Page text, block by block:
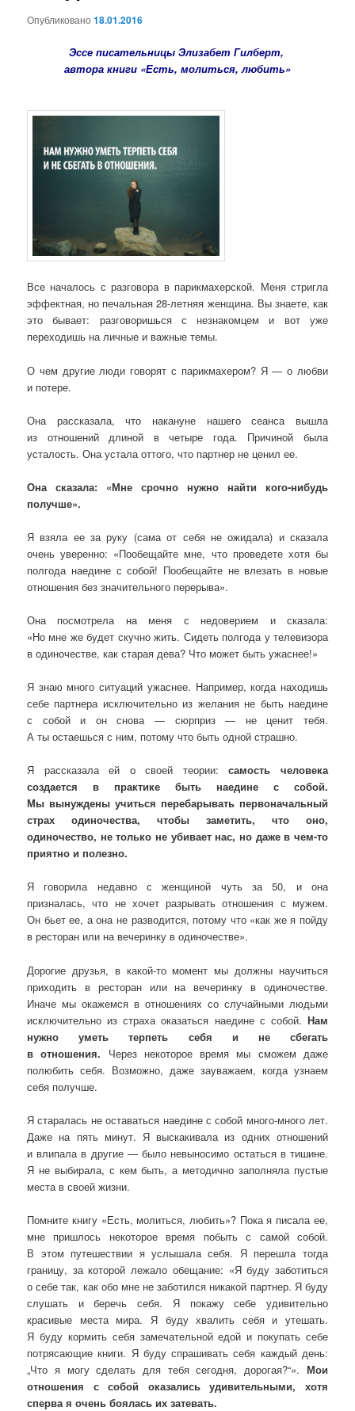
Опубликовано18.01.2016
Эссе писательницы Элизабет Гилберт,
автора книги «Есть, молиться, любить»
Все началось с разговора в парикмахерской. Меня стригла
эффектная, но печальная 28-летняя женщина. Вы знаете, как
это бывает: разговоришься с незнакомцем и вот уже
переходишь на личные и важные темы.
О чем другие люди говорят с парикмахером? Я — о любви
и потере.
Она рассказала, что накануне нашего сеанса вышла
из отношений длиной в четыре года. Причиной была
усталость. Она устала оттого, что партнер не ценил ее.
Она сказала: «Мне срочно нужно найти кого-нибудь
получше».
Я взяла ее за руку (сама от себя не ожидала) и сказала
очень уверенно: «Пообещайте мне, что проведете хотя бы
полгода наедине с собой! Пообещайте не влезать в новые
отношения без значительного перерыва».
Она посмотрела на меня с недоверием и сказала:
«Но мне же будет скучно жить. Сидеть полгода у телевизора
в одиночестве, как старая дева? Что может быть ужаснее!»
Я знаю много ситуаций ужаснее. Например, когда находишь
себе партнера исключительно из желания не быть наедине
с собой и он снова — сюрприз — не ценит тебя.
А ты остаешься с ним, потому что быть одной страшно.
Я рассказала ей о своей теории:самость человека
создается в практике быть наедине с собой.
Мы вынуждены учиться перебарывать первоначальный
страх одиночества, чтобы заметить, что оно,
одиночество, не только не убивает нас, но даже в чем-то
приятно и полезно.
Я говорила недавно с женщиной чуть за 50, и она
призналась, что не хочет разрывать отношения с мужем.
Он бьет ее, а она не разводится, потому что «как же я пойду
в ресторан или на вечеринку в одиночестве».
Дорогие друзья, в какой-то момент мы должны научиться
приходить в ресторан или на вечеринку в одиночестве.
Иначе мы окажемся в отношениях со случайными людьми
исключительно из страха оказаться наедине с собой. Нам
нужно уметь терпеть себя и не сбегать
в отношения. Через некоторое время мы сможем даже
полюбить себя. Возможно, даже зауважаем, когда узнаем
себя получше.
Я старалась не оставаться наедине с собой много-много лет.
Даже на пять минут. Я выскакивала из одних отношений
и влипала в другие — было невыносимо остаться в тишине.
Я не выбирала, с кем быть, а методично заполняла пустые
места в своей жизни.
Помните книгу «Есть, молиться, любить»? Пока я писала ее,
мне пришлось некоторое время побыть с самой собой.
В этом путешествии я услышала себя. Я перешла тогда
границу, за которой лежало обещание: «Я буду заботиться
о себе так, как обо мне не заботился никакой партнер. Я буду
слушать и беречь себя. Я покажу себе удивительно
красивые места мира. Я буду хвалить себя и утешать.
Я буду кормить себя замечательной едой и покупать себе
потрясающие книги. Я буду спрашивать себя каждый день:
„Что я могу сделать для тебя сегодня, дорогая?“». Мои
отношения с собой оказались удивительными, хотя
сперва я очень боялась их затевать.